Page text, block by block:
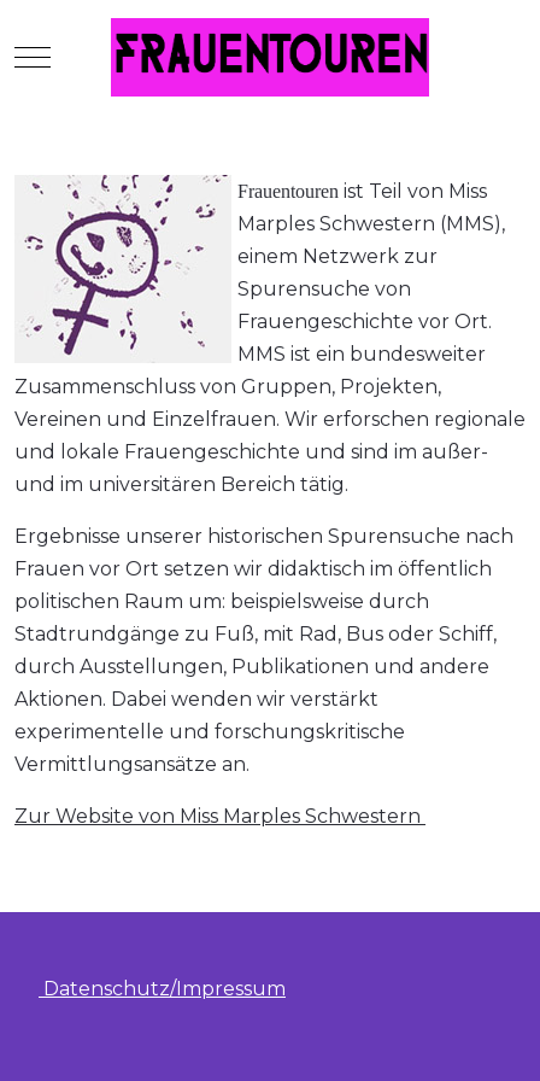
Mobile Menu Toggle
Frauentouren ist Teil von Miss
Marples Schwestern (MMS),
einem Netzwerk zur
Spurensuche von
Frauengeschichte vor Ort.
MMS ist ein bundesweiter
Zusammenschluss von Gruppen, Projekten,
Vereinen und Einzelfrauen. Wir erforschen regionale
und lokale Frauengeschichte und sind im außer-
und im universitären Bereich tätig.
Ergebnisse unserer historischen Spurensuche nach
Frauen vor Ort setzen wir didaktisch im öffentlich
politischen Raum um: beispielsweise durch
Stadtrundgänge zu Fuß, mit Rad, Bus oder Schiff,
durch Ausstellungen, Publikationen und andere
Aktionen. Dabei wenden wir verstärkt
experimentelle und forschungskritische
Vermittlungsansätze an.
Zur Website von Miss Marples Schwestern
Datenschutz/Impressum